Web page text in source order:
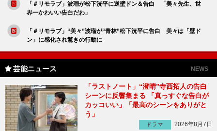
「＃リモラブ」波瑠が松下洸平に逆壁ドン＆告白 「美々先生、世
界一かわいい告白だわ」
「＃リモラブ」“美々”波瑠が“青林”松下洸平に告白 美々は「壁ド
ン」に感化され驚きの行動に
芸能ニュース NEWS
「ラストノート」“澄晴”寺西拓人の告白
シーンに反響集まる 「真っすぐな告白が
カッコいい」「最高のシーンをありがと
う」
ドラマ
2026年8月7日